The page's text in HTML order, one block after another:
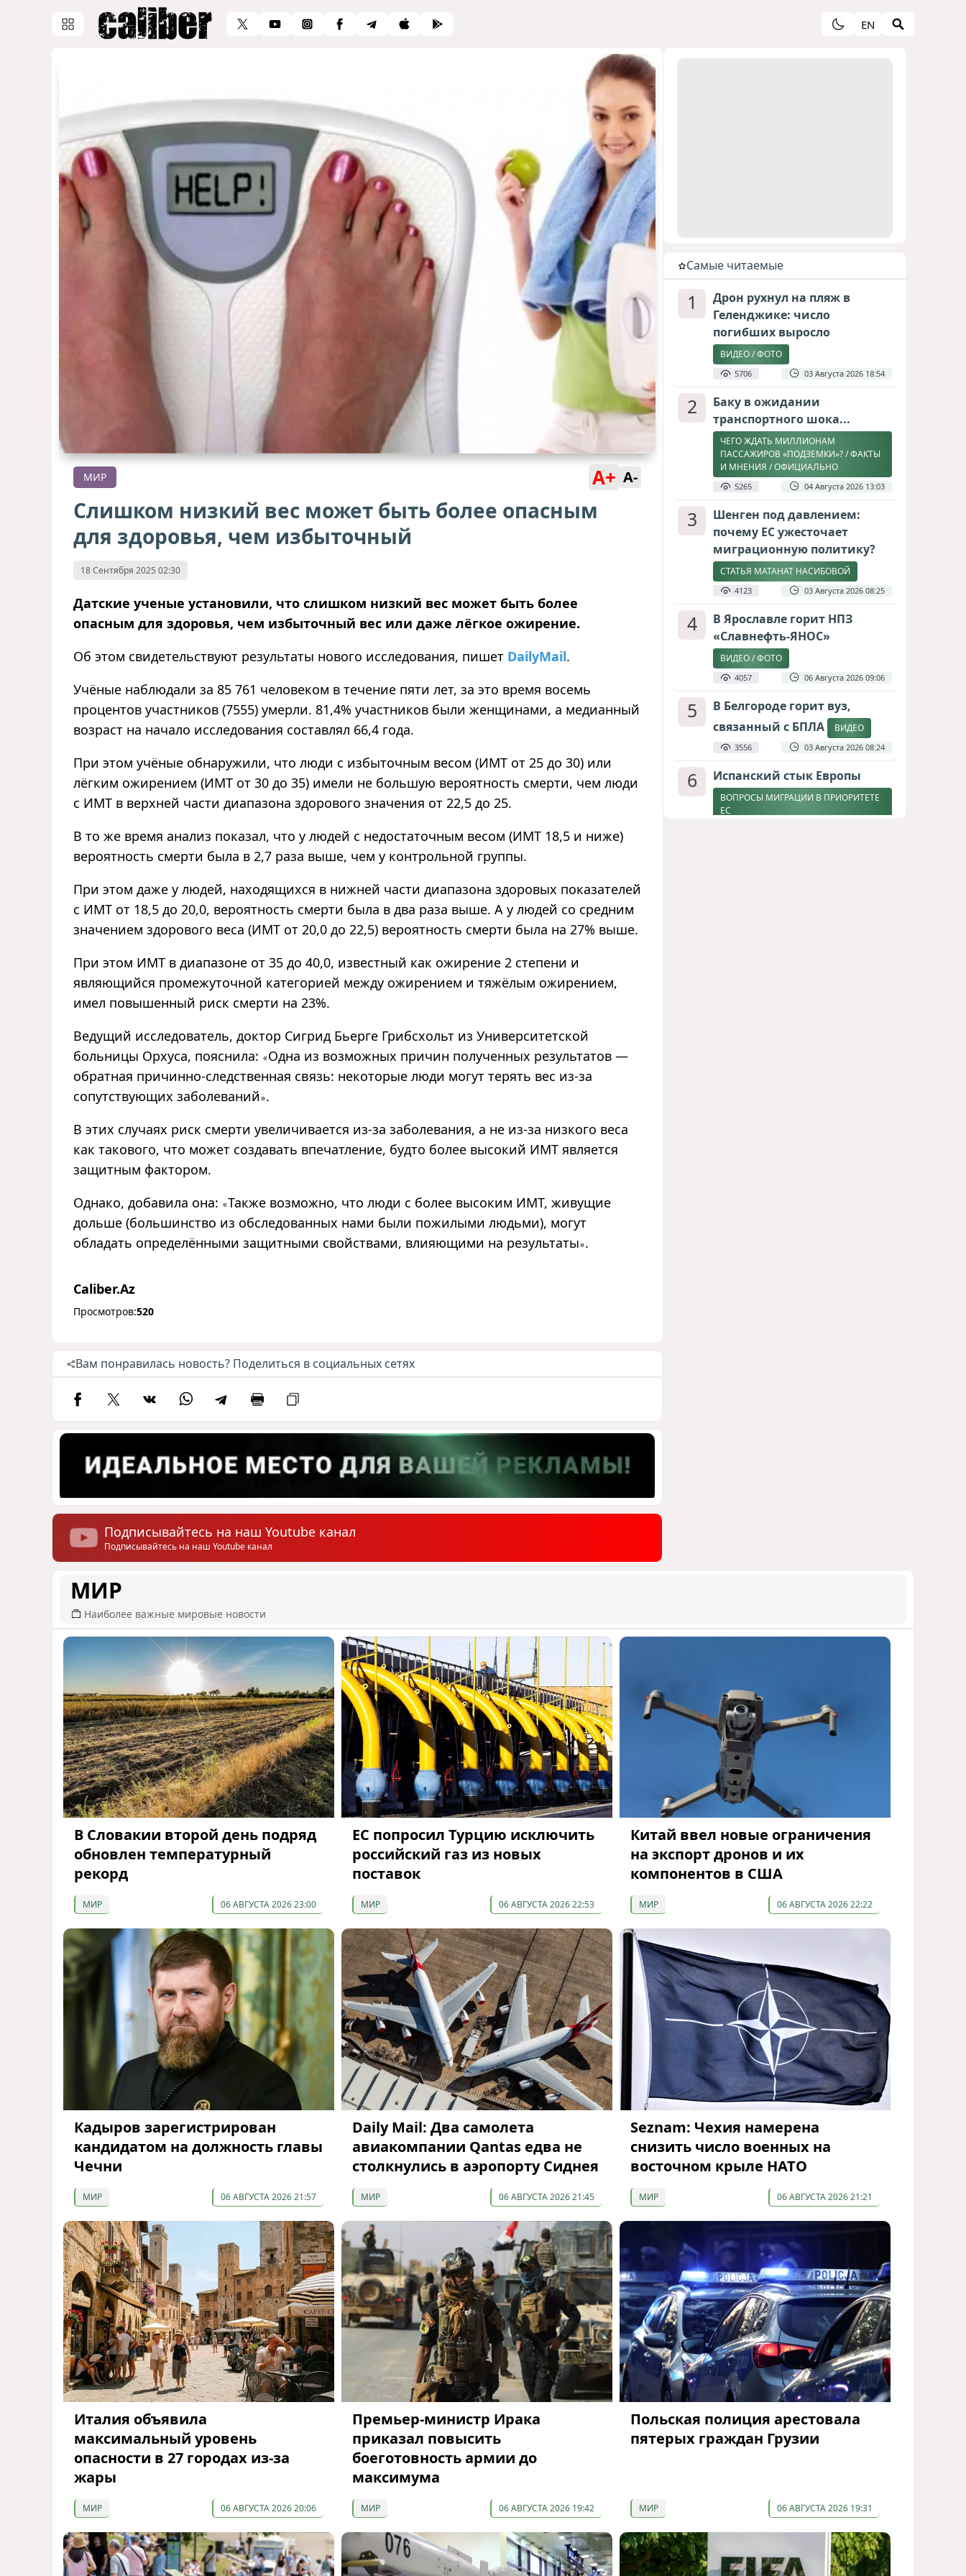
EN
МИР A+ A-
Слишком низкий вес может быть более опасным
для здоровья, чем избыточный
18 Сентября 2025 02:30
Датские ученые установили, что слишком низкий вес может быть более
опасным для здоровья, чем избыточный вес или даже лёгкое ожирение.
Об этом свидетельствуют результаты нового исследования, пишет DailyMail.
Учёные наблюдали за 85 761 человеком в течение пяти лет, за это время восемь
процентов участников (7555) умерли. 81,4% участников были женщинами, а медианный
возраст на начало исследования составлял 66,4 года.
При этом учёные обнаружили, что люди с избыточным весом (ИМТ от 25 до 30) или
лёгким ожирением (ИМТ от 30 до 35) имели не большую вероятность смерти, чем люди
с ИМТ в верхней части диапазона здорового значения от 22,5 до 25.
В то же время анализ показал, что у людей с недостаточным весом (ИМТ 18,5 и ниже)
вероятность смерти была в 2,7 раза выше, чем у контрольной группы.
При этом даже у людей, находящихся в нижней части диапазона здоровых показателей
с ИМТ от 18,5 до 20,0, вероятность смерти была в два раза выше. А у людей со средним
значением здорового веса (ИМТ от 20,0 до 22,5) вероятность смерти была на 27% выше.
При этом ИМТ в диапазоне от 35 до 40,0, известный как ожирение 2 степени и
являющийся промежуточной категорией между ожирением и тяжёлым ожирением,
имел повышенный риск смерти на 23%.
Ведущий исследователь, доктор Сигрид Бьерге Грибсхольт из Университетской
больницы Орхуса, пояснила: «Одна из возможных причин полученных результатов —
обратная причинно-следственная связь: некоторые люди могут терять вес из-за
сопутствующих заболеваний ».
В этих случаях риск смерти увеличивается из-за заболевания, а не из-за низкого веса
как такового, что может создавать впечатление, будто более высокий ИМТ является
защитным фактором.
Однако, добавила она: «Также возможно, что люди с более высоким ИМТ, живущие
дольше (большинство из обследованных нами были пожилыми людьми), могут
обладать определёнными защитными свойствами, влияющими на результаты».
Caliber.Az
Просмотров:520
Вам понравилась новость? Поделиться в социальных сетях
Подписывайтесь на наш Youtube канал
Подписывайтесь на наш Youtube канал
Cамые читаемые
1
Дрон рухнул на пляж в
Геленджике: число
погибших выросло
ВИДЕО / ФОТО
5706 03 Августа 2026 18:54
2
Баку в ожидании
транспортного шока...
ЧЕГО ЖДАТЬ МИЛЛИОНАМ
ПАССАЖИРОВ «ПОДЗЕМКИ»? / ФАКТЫ
И МНЕНИЯ / ОФИЦИАЛЬНО
5265 04 Августа 2026 13:03
3
Шенген под давлением:
почему ЕС ужесточает
миграционную политику?
СТАТЬЯ МАТАНАТ НАСИБОВОЙ
4123 03 Августа 2026 08:25
4
В Ярославле горит НПЗ
«Славнефть-ЯНОС»
ВИДЕО / ФОТО
4057 06 Августа 2026 09:06
5
В Белгороде горит вуз,
связанный с БПЛА
ВИДЕО
3556 03 Августа 2026 08:24
6 Испанский стык Европы
ВОПРОСЫ МИГРАЦИИ В ПРИОРИТЕТЕ
ЕС
МИР
Наиболее важные мировые новости
В Словакии второй день подряд
обновлен температурный
рекорд
МИР 06 АВГУСТА 2026 23:00
ЕС попросил Турцию исключить
российский газ из новых
поставок
МИР 06 АВГУСТА 2026 22:53
Китай ввел новые ограничения
на экспорт дронов и их
компонентов в США
МИР 06 АВГУСТА 2026 22:22
Кадыров зарегистрирован
кандидатом на должность главы
Чечни
МИР 06 АВГУСТА 2026 21:57
Daily Mail: Два самолета
авиакомпании Qantas едва не
столкнулись в аэропорту Сиднея
МИР 06 АВГУСТА 2026 21:45
Seznam: Чехия намерена
снизить число военных на
восточном крыле НАТО
МИР 06 АВГУСТА 2026 21:21
Италия объявила
максимальный уровень
опасности в 27 городах из-за
жары
МИР 06 АВГУСТА 2026 20:06
Премьер-министр Ирака
приказал повысить
боеготовность армии до
максимума
МИР 06 АВГУСТА 2026 19:42
Польская полиция арестовала
пятерых граждан Грузии
МИР 06 АВГУСТА 2026 19:31